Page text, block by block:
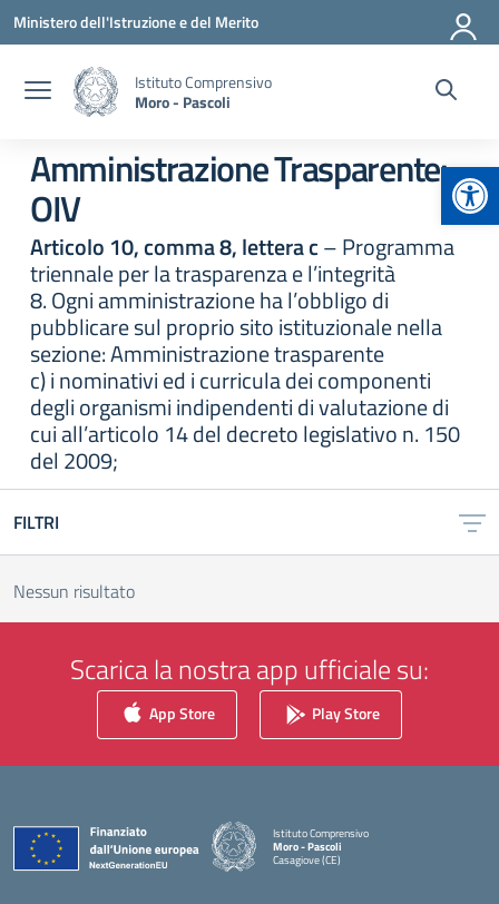
Vai ai contenuti
Vai al menu di navigazione
Vai al footer
Ministero dell'Istruzione e del Merito
Istituto Comprensivo
Moro - Pascoli
Amministrazione Trasparente:
OIV
Articolo 10, comma 8, lettera c– Programma
triennale per la trasparenza e l’integrità
8. Ogni amministrazione ha l’obbligo di
pubblicare sul proprio sito istituzionale nella
sezione: Amministrazione trasparente
c) i nominativi ed i curricula dei componenti
degli organismi indipendenti di valutazione di
cui all’articolo 14 del decreto legislativo n. 150
del 2009;
FILTRI
Nessun risultato
Scarica la nostra app ufficiale su:
App Store Play Store
Istituto Comprensivo
Moro - Pascoli
Casagiove (CE)
— Visita la pagina iniziale della scuola